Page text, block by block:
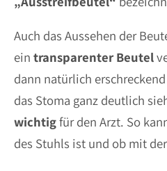
Auch das Aussehen der
ein transparenter Beutel
dann natürlich
das Stoma ganz deutlich
wichtigfür den Arzt. So
des Stuhls ist und ob mit